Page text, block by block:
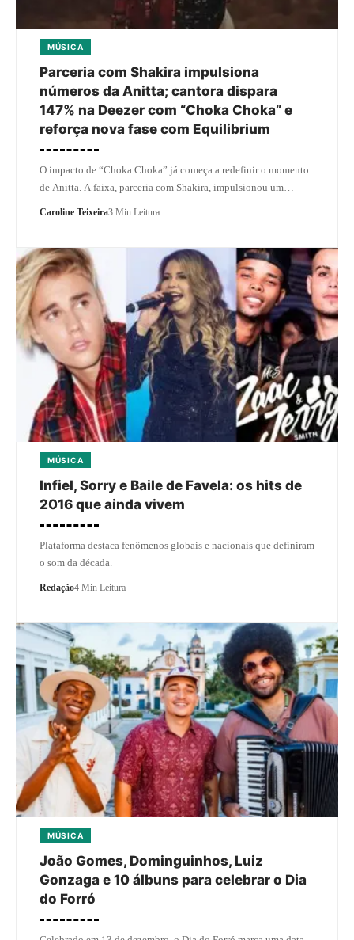
MÚSICA
Parceria com Shakira impulsiona
números da Anitta; cantora dispara
147% na Deezer com “Choka Choka” e
reforça nova fase com Equilibrium
O impacto de “Choka Choka” já começa a redefinir o momento
de Anitta. A faixa, parceria com Shakira, impulsionou um…
Caroline Teixeira3 Min Leitura
MÚSICA
Infiel, Sorry e Baile de Favela: os hits de
2016 que ainda vivem
Plataforma destaca fenômenos globais e nacionais que definiram
o som da década.
Redação4 Min Leitura
MÚSICA
João Gomes, Dominguinhos, Luiz
Gonzaga e 10 álbuns para celebrar o Dia
do Forró